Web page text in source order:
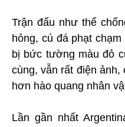
Trận đấu như thể
hỏng, cú đá phạt
bị bức tường màu đỏ
cùng, vẫn rất điện ảnh,
hơn hào quang nhân
Lần gần nhất